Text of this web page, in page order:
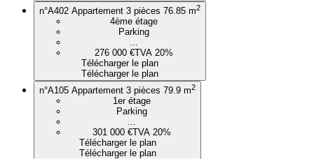
n°A402 Appartement 3 pièces 76.85 m2
4ème étage
Parking
...
276 000 €TVA 20%
Télécharger le plan
Télécharger le plan
n°A105 Appartement 3 pièces 79.9 m2
1er étage
Parking
...
301 000 €TVA 20%
Télécharger le plan
Télécharger le plan